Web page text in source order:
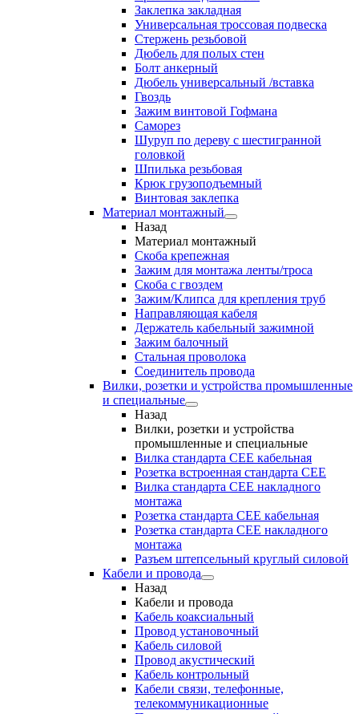
Заклепка закладная
Универсальная троссовая подвеска
Стержень резьбовой
Дюбель для полых стен
Болт анкерный
Дюбель универсальный /вставка
Гвоздь
Зажим винтовой Гофмана
Саморез
Шуруп по дереву с шестигранной
головкой
Шпилька резьбовая
Крюк грузоподъемный
Винтовая заклепка
Материал монтажный
Назад
Материал монтажный
Скоба крепежная
Зажим для монтажа ленты/троса
Скоба с гвоздем
Зажим/Клипса для крепления труб
Направляющая кабеля
Держатель кабельный зажимной
Зажим балочный
Стальная проволока
Соединитель провода
Вилки, розетки и устройства промышленные
и специальные
Назад
Вилки, розетки и устройства
промышленные и специальные
Вилка стандарта CEE кабельная
Розетка встроенная стандарта CEE
Вилка стандарта CEE накладного
монтажа
Розетка стандарта СЕЕ кабельная
Розетка стандарта СЕЕ накладного
монтажа
Разъем штепсельный круглый силовой
Кабели и провода
Назад
Кабели и провода
Кабель коаксиальный
Провод установочный
Кабель силовой
Провод акустический
Кабель контрольный
Кабели связи, телефонные,
телекоммуникационные